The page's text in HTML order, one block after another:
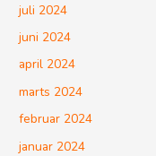
juli 2024
juni 2024
april 2024
marts 2024
februar 2024
januar 2024